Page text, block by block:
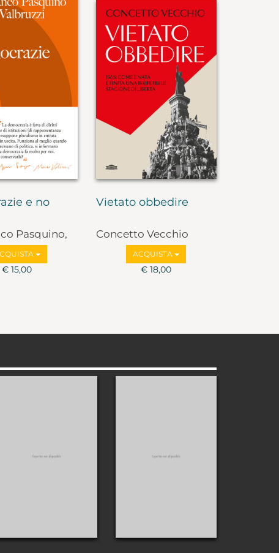
e no
Pasquino,
€ 15,00
Vietato obbedire
Concetto Vecchio
ACQUISTA
€ 18,00